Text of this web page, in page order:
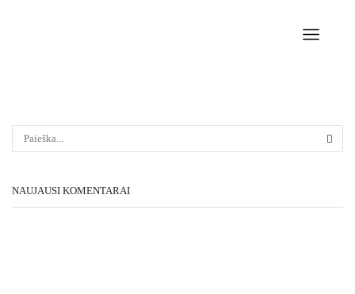
NAUJAUSI KOMENTARAI